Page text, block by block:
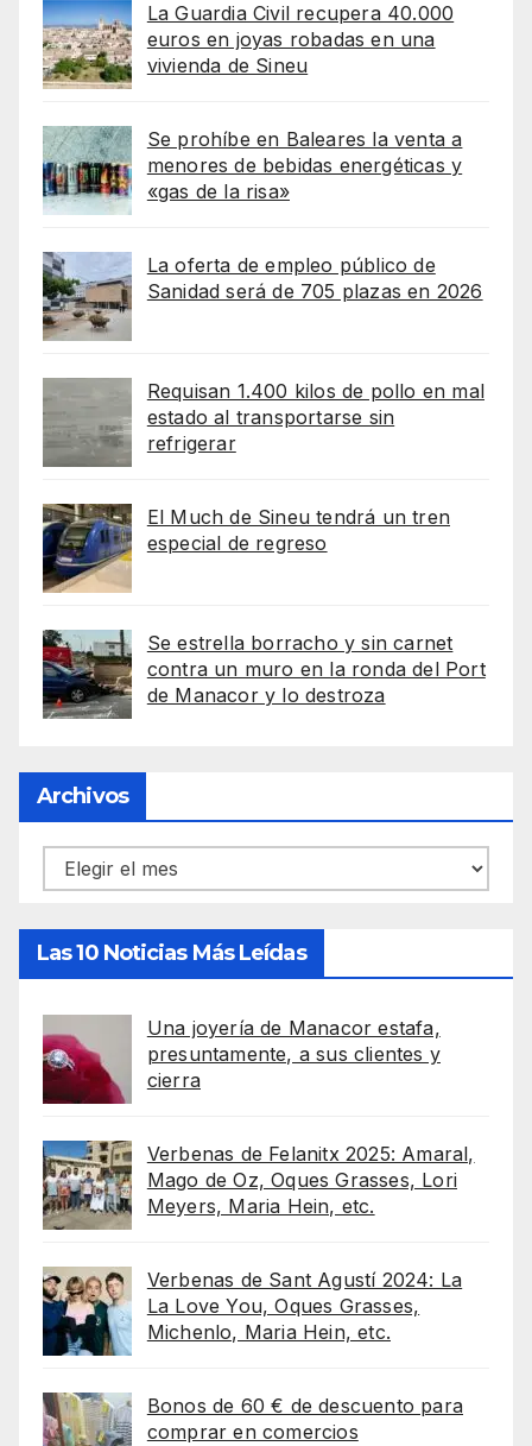
La Guardia Civil recupera 40.000
euros en joyas robadas en una
vivienda de Sineu
Se prohíbe en Baleares la venta a
menores de bebidas energéticas y
«gas de la risa»
La oferta de empleo público de
Sanidad será de 705 plazas en 2026
Requisan 1.400 kilos de pollo en mal
estado al transportarse sin
refrigerar
El Much de Sineu tendrá un tren
especial de regreso
Se estrella borracho y sin carnet
contra un muro en la ronda del Port
de Manacor y lo destroza
Archivos
Archivos
Las 10 Noticias Más Leídas
Una joyería de Manacor estafa,
presuntamente, a sus clientes y
cierra
Verbenas de Felanitx 2025: Amaral,
Mago de Oz, Oques Grasses, Lori
Meyers, Maria Hein, etc.
Verbenas de Sant Agustí 2024: La
La Love You, Oques Grasses,
Michenlo, Maria Hein, etc.
Bonos de 60 € de descuento para
comprar en comercios